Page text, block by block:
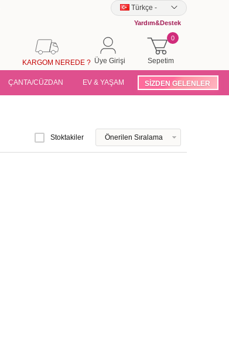
Türkçe -
Yardım&Destek
Sepetim
0
Üye Girişi
KARGOM NEREDE ?
ÇANTA/CÜZDAN EV & YAŞAM SİZDEN GELENLER
Stoktakiler